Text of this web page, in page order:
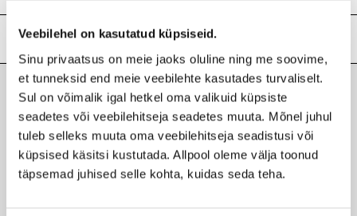
Veebilehel on kasutatud küpsiseid.
Sinu privaatsus on meie jaoks oluline ning me soovime,
et tunneksid end meie veebilehte kasutades turvaliselt.
Sul on võimalik igal hetkel oma valikuid küpsiste
seadetes või veebilehitseja seadetes muuta. Mõnel juhul
tuleb selleks muuta oma veebilehitseja seadistusi või
küpsised käsitsi kustutada. Allpool oleme välja toonud
täpsemad juhised selle kohta, kuidas seda teha.
Lisainfo
Kaubamärk
BYROKKO
Laokood
H0198425
Ribakood
3830079880589
Viimati vaadatud tooted